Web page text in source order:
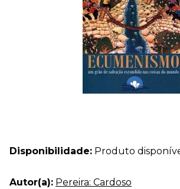
Disponibilidade: Produto
Autor(a): Pereira: Cardoso